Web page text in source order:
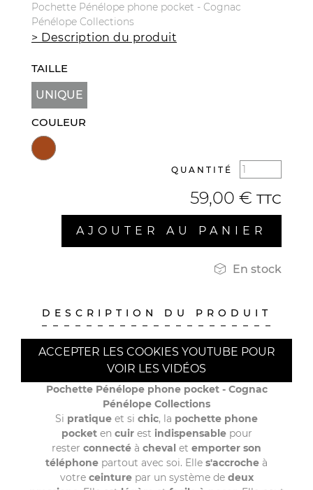
Pochette Pénélope phone pocket - Cognac
Pénélope Collections
> Description du produit
TAILLE
UNIQUE
COULEUR
QUANTITÉ
59,00 € TTC
AJOUTER AU PANIER
 En stock
DESCRIPTION DU PRODUIT
ACCEPTER LES COOKIES YOUTUBE POUR
VOIR LES VIDÉOS
Pochette Pénélope phone pocket - Cognac
Pénélope Collections
Si pratique et si chic, la pochette phone
pocketen cuirest indispensablepour
rester connecté à cheval et emporter son
téléphone partout avec soi. Elle s'accroche à
votre ceinture par un système de deux